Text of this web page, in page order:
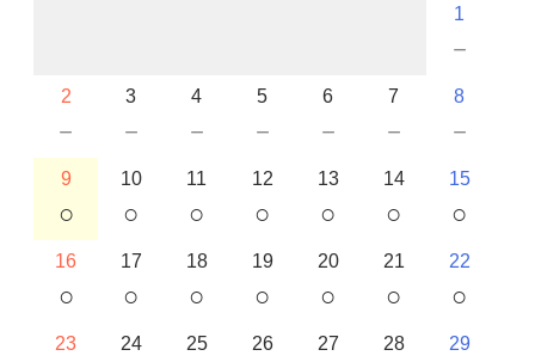
1
－
2
－
3
－
4
－
5
－
6
－
7
－
8
－
9
○
10
○
11
○
12
○
13
○
14
○
15
○
16
○
17
○
18
○
19
○
20
○
21
○
22
○
23 24 25 26 27 28 29